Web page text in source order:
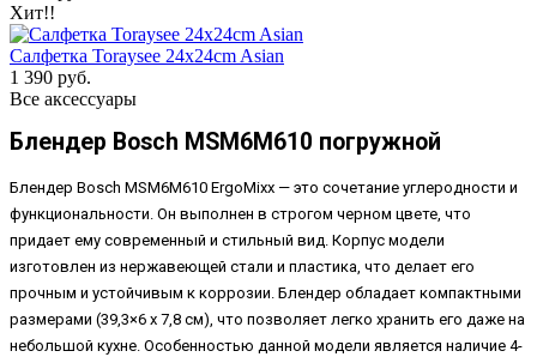
Хит!!
Салфетка Toraysee 24x24cm Asian
1 390 руб.
Все аксессуары
Блендер Bosch MSM6M610 погружной
Блендер Bosch MSM6M610 ErgoMixx — это сочетание углеродности и
функциональности. Он выполнен в строгом черном цвете, что
придает ему современный и стильный вид. Корпус модели
изготовлен из нержавеющей стали и пластика, что делает его
прочным и устойчивым к коррозии. Блендер обладает компактными
размерами (39,3×6 х 7,8 см), что позволяет легко хранить его даже на
небольшой кухне. Особенностью данной модели является наличие 4-